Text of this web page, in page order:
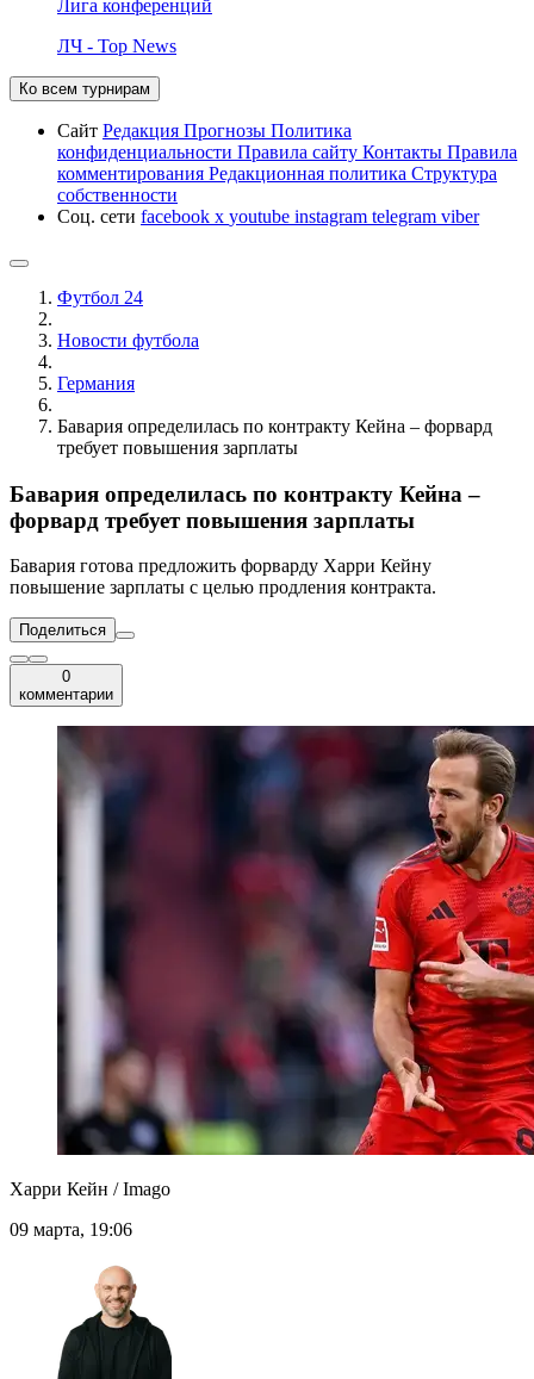
Лига конференций
ЛЧ - Top News
Ко всем турнирам
Сайт Редакция Прогнозы Политика
конфиденциальности Правила сайту Контакты Правила
комментирования Редакционная политика Структура
собственности
Соц. сети facebook x youtube instagram telegram viber
Футбол 24
Новости футбола
Германия
Бавария определилась по контракту Кейна – форвард
требует повышения зарплаты
Бавария определилась по контракту Кейна –
форвард требует повышения зарплаты
Бавария готова предложить форварду Харри Кейну
повышение зарплаты с целью продления контракта.
Поделиться
0
комментарии
Харри Кейн / Imago
09 марта, 19:06